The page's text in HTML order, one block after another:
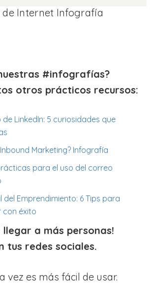
de Internet Infografía
#infografías?
otros prácticos recursos:
de LinkedIn: 5 curiosidades que
Marketing? Infografía
para el uso del correo
del Emprendimiento: 6 Tips para
con éxito
llegar a más personas!
tus redes sociales.
vez es más fácil de usar.